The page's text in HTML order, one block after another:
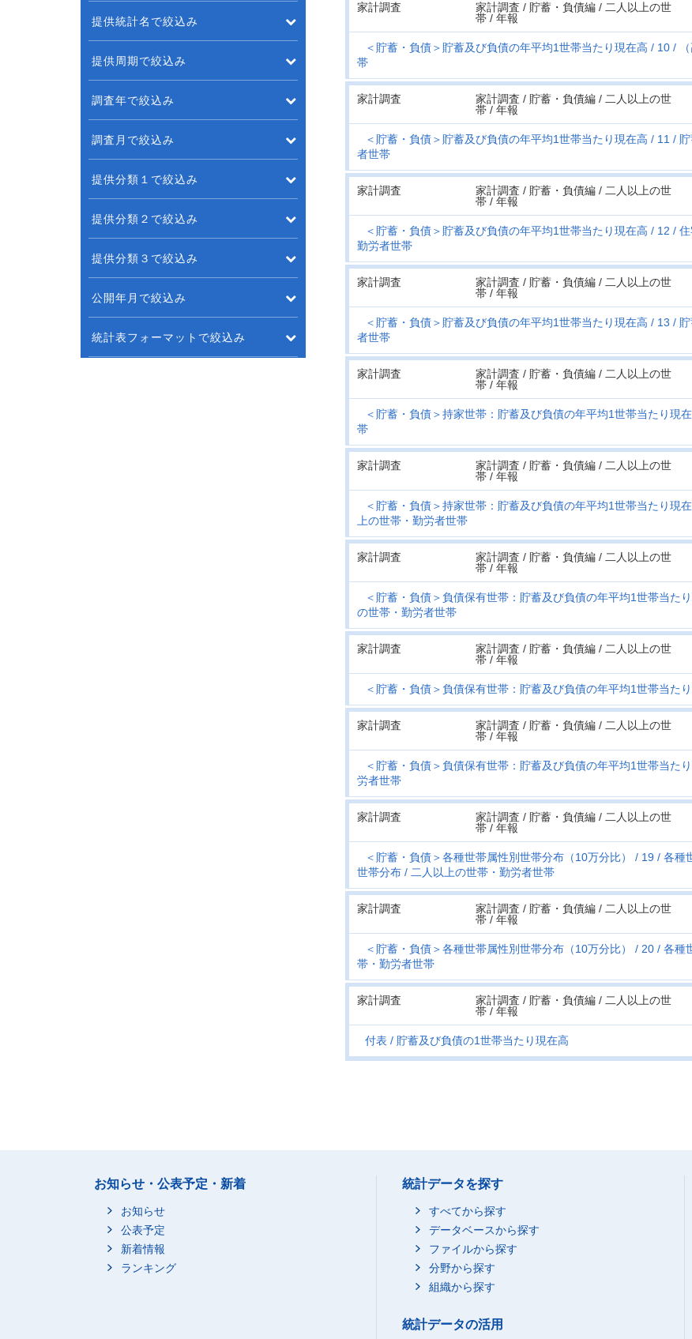
家計調査
家計調査 / 貯蓄・負債編 / 二人以上の世
帯 / 年報
＜貯蓄・負債＞貯蓄及び負債の年平均1世帯当たり現在高 10
帯
家計調査
家計調査 / 貯蓄・負債編 / 二人以上の世
帯 / 年報
＜貯蓄・負債＞貯蓄及び負債の年平均1世帯当たり現在高 11
者世帯
家計調査
家計調査 / 貯蓄・負債編 / 二人以上の世
帯 / 年報
＜貯蓄・負債＞貯蓄及び負債の年平均1世帯当たり現在高 12
勤労者世帯
家計調査
家計調査 / 貯蓄・負債編 / 二人以上の世
帯 / 年報
＜貯蓄・負債＞貯蓄及び負債の年平均1世帯当たり現在高 13
者世帯
家計調査
家計調査 / 貯蓄・負債編 / 二人以上の世
帯 / 年報
＜貯蓄・負債＞持家世帯：貯蓄及び負債の年平均1世帯当たり現
帯
家計調査
家計調査 / 貯蓄・負債編 / 二人以上の世
帯 / 年報
＜貯蓄・負債＞持家世帯：貯蓄及び負債の年平均1世帯当たり現
上の世帯・勤労者世帯
家計調査
家計調査 / 貯蓄・負債編 / 二人以上の世
帯 / 年報
＜貯蓄・負債＞負債保有世帯：貯蓄及び負債の年平均1世帯当た
の世帯・勤労者世帯
家計調査
家計調査 / 貯蓄・負債編 / 二人以上の世
帯 / 年報
＜貯蓄・負債＞負債保有世帯：貯蓄及び負債の年平均1世帯当た
家計調査
家計調査 / 貯蓄・負債編 / 二人以上の世
帯 / 年報
＜貯蓄・負債＞負債保有世帯：貯蓄及び負債の年平均1世帯当た
労者世帯
家計調査
家計調査 / 貯蓄・負債編 / 二人以上の世
帯 / 年報
＜貯蓄・負債＞各種世帯属性別世帯分布（10万分比） 19
各種
世帯分布
二人以上の世帯・勤労者世帯
家計調査
家計調査 / 貯蓄・負債編 / 二人以上の世
帯 / 年報
＜貯蓄・負債＞各種世帯属性別世帯分布（10万分比） 20 各種
帯・勤労者世帯
家計調査
家計調査 / 貯蓄・負債編 / 二人以上の世
帯 / 年報
付表 貯蓄及び負債の1世帯当たり現在高
提供統計名で絞込み
提供周期で絞込み
調査年で絞込み
調査月で絞込み
提供分類１で絞込み
提供分類２で絞込み
提供分類３で絞込み
公開年月で絞込み
統計表フォーマットで絞込み
お知らせ・公表予定・新着
お知らせ
公表予定
新着情報
ランキング
統計データを探す
すべてから探す
データベースから探す
ファイルから探す
分野から探す
組織から探す
統計データの活用